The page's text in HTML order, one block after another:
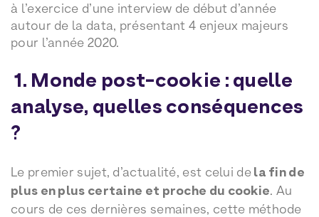
à l’exercice d’une interview de début d’année
autour de la data, présentant 4 enjeux majeurs
pour l’année 2020.
1. Monde post-cookie : quelle
analyse, quelles conséquences
?
Le premier sujet, d’actualité, est celui dela fin de
plus en plus certaine et proche du cookie. Au
cours de ces dernières semaines, cette méthode